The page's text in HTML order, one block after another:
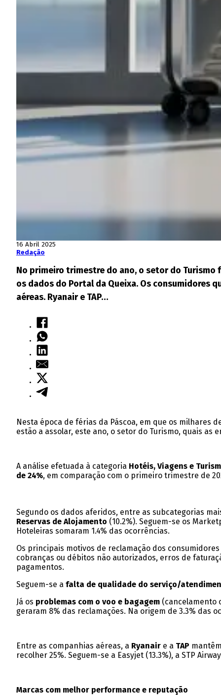
16 Abril 2025
Redação
No primeiro trimestre do ano, o setor do Turismo
os dados do Portal da Queixa. Os consumidores
aéreas. Ryanair e TAP…
Nesta época de férias da Páscoa, em que os milhares
estão a assolar, este ano, o setor do Turismo, quais
A análise efetuada à categoria Hotéis, Viagens e
de 24%, em comparação com o primeiro trimestre de
Segundo os dados aferidos, entre as subcategorias
Reservas de Alojamento (10.2%). Seguem-se os
Hoteleiras somaram 1.4% das ocorrências.
Os principais motivos de reclamação dos
cobranças ou débitos não autorizados, erros de
pagamentos.
Seguem-se a falta de qualidade do serviço/
Já os problemas com o voo e bagagem(cancelamento
geraram 8% das reclamações. Na origem de 3.3% das
Entre as companhias aéreas, a Ryanair e a TAP
recolher 25%. Seguem-se a Easyjet (13.3%), a STP
Marcas com melhor performance e reputação